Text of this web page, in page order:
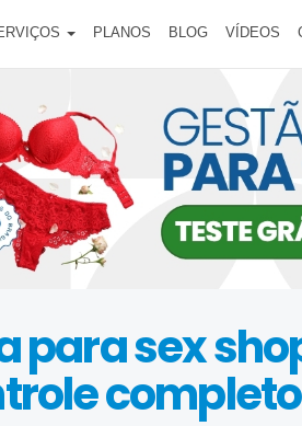
PLANOS BLOG VÍDEOS
para sex